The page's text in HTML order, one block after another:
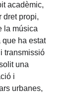
acadèmic,
dret propi,
la música
que ha estat
transmissió
una
i
urbanes,